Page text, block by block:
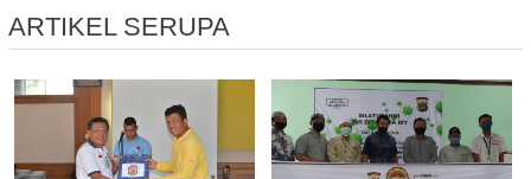
ARTIKEL SERUPA